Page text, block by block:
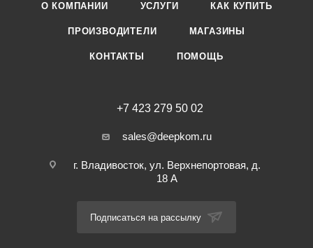
О КОМПАНИИ УСЛУГИ КАК КУПИТЬ
ПРОИЗВОДИТЕЛИ МАГАЗИНЫ
КОНТАКТЫ ПОМОЩЬ
+7 423 279 50 02
sales@deepkom.ru
г. Владивосток, ул. Верхнепортовая, д.
18 А
Подписаться на рассылку